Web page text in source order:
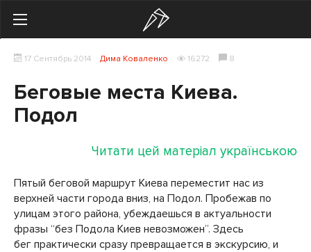
Мотивация
Питание
17 Сентябрь 2014 Дима Коваленко 16272 8
Беговые места Киева.
Подол
Читати цей матеріал українською
Пятый беговой маршрут Киева переместит нас из
верхней части города вниз, на Подол. Пробежав по
улицам этого района, убеждаешься в актуальности
фразы “без Подола Киев невозможен”. Здесь
бег практически сразу превращается в экскурсию, и